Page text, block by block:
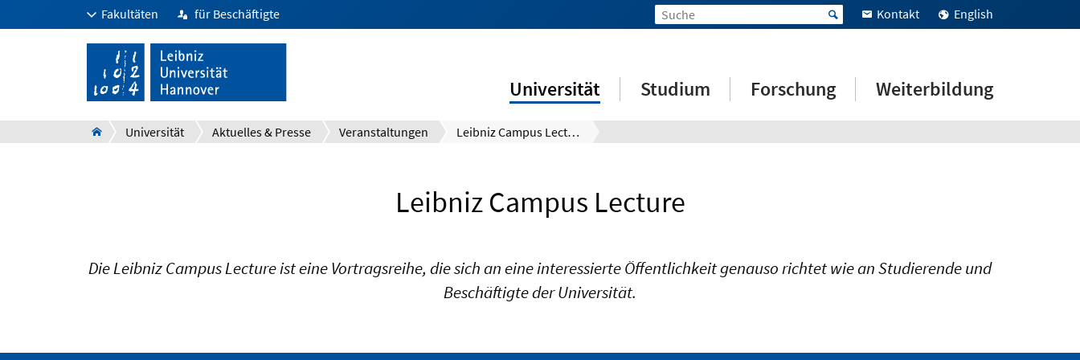
Fakultäten für Beschäftigte Kontakt English
Universität Studium Forschung Weiterbildung
Universität Aktuelles & Presse Veranstaltungen Leibniz Campus Lecture
Leibniz Campus Lecture
Die Leibniz Campus Lecture ist eine Vortragsreihe, die sich an eine interessierte Öffentlichkeit genauso richtet wie an Studierende und
Beschäftigte der Universität.